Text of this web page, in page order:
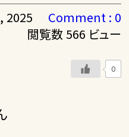
2025
Comment : 0
閲覧数 566 ビュー
0